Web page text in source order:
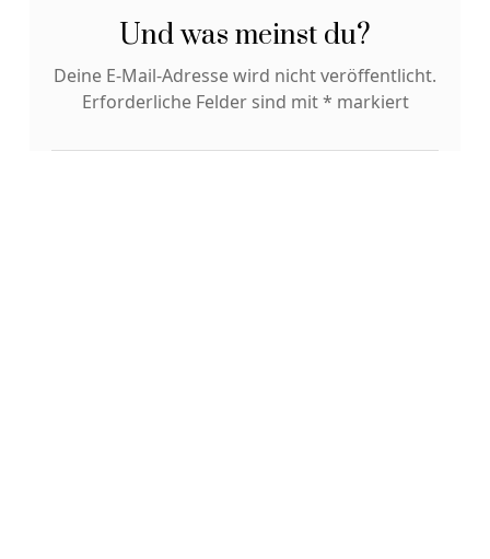
Und was meinst du?
Deine E-Mail-Adresse wird nicht veröffentlicht.
Erforderliche Felder sind mit* markiert